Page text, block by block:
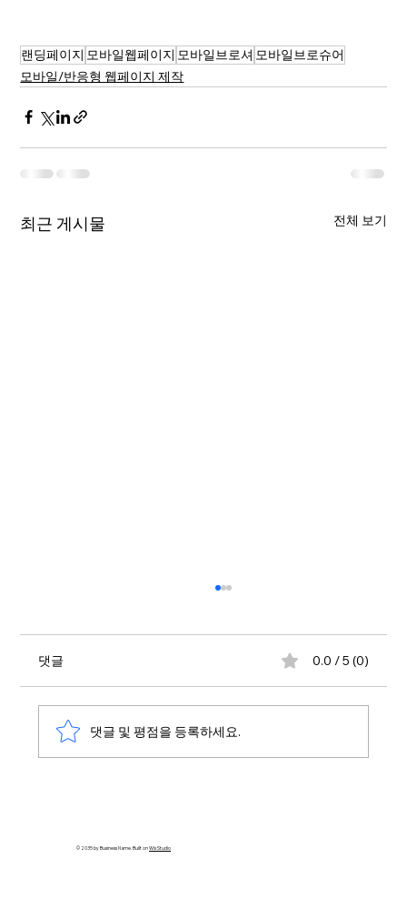
랜딩페이지 모바일웹페이지 모바일브로셔 모바일브로슈어
모바일/반응형 웹페이지 제작
최근 게시물 전체 보기
댓글 0.0 / 5 (0)
댓글 및 평점을 등록하세요.
© 2035 by Business Name. Built onWix Studio